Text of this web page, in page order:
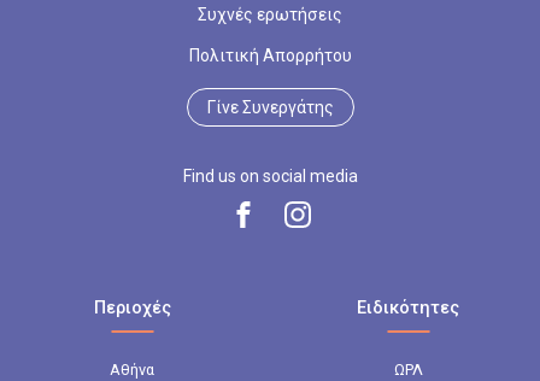
Συχνές ερωτήσεις
Πολιτική Απορρήτου
Γίνε Συνεργάτης
Find us on social media
Περιοχές
Αθήνα
Ειδικότητες
ΩΡΛ